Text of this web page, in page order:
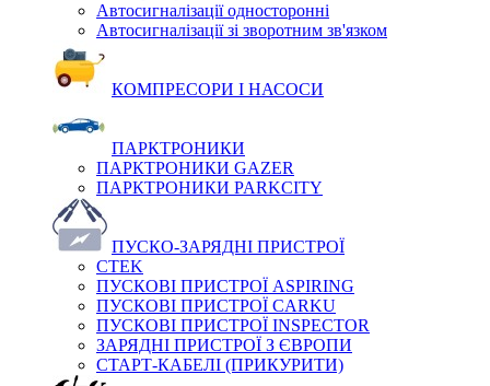
Автосигналізації односторонні
Автосигналізації зі зворотним зв'язком
КОМПРЕСОРИ І НАСОСИ
ПАРКТРОНИКИ
ПАРКТРОНИКИ GAZER
ПАРКТРОНИКИ PARKCITY
ПУСКО-ЗАРЯДНІ ПРИСТРОЇ
CTEK
ПУСКОВІ ПРИСТРОЇ ASPIRING
ПУСКОВІ ПРИСТРОЇ CARKU
ПУСКОВІ ПРИСТРОЇ INSPECTOR
ЗАРЯДНІ ПРИСТРОЇ З ЄВРОПИ
СТАРТ-КАБЕЛІ (ПРИКУРИТИ)